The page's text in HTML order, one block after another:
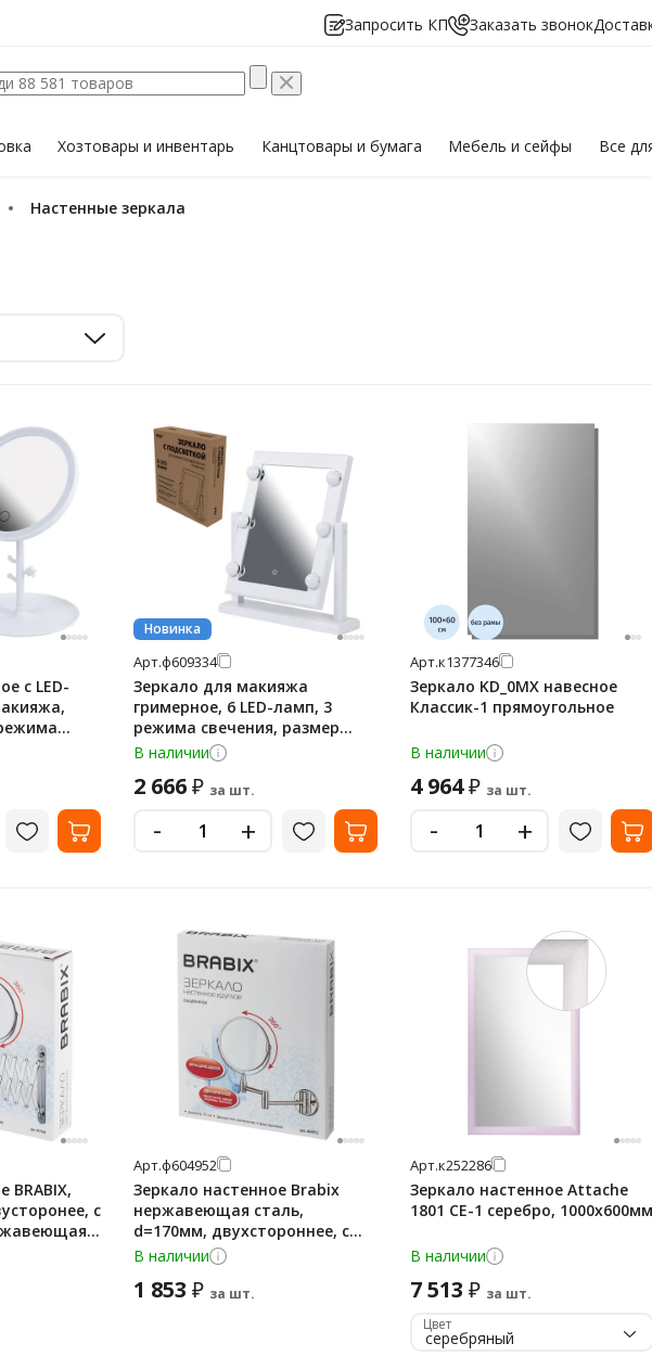
Запросить КП Заказать звонок
Хозтоварыи инвентарь Канцтовары и бумага Мебельи сейфы Все
Настенные зеркала
с LED-
1200
(ВБЗ),
Новинка
Арт.ф609334
Зеркало для макияжа
гримерное, 6 LED-ламп, 3
режима свечения, размер
21х29 см, работа от USB или
4хAA, цвет белый, WBZ (ВБЗ),
609334
В наличии
2 666₽ за шт.
- +
Арт.к1377346
Зеркало KD_0MX навесное
Классик-1 прямоугольное
В наличии
4 964₽ за шт.
- +
BRABIX,
с
Арт.ф604952
Зеркало настенное Brabix
нержавеющая сталь,
d=170мм, двухстороннее, с
увеличением, выдвижное
В наличии
1 853 ₽ за шт.
Арт.к252286
Зеркало настенное Attache
1801 СЕ-1 серебро, 1000х600мм
В наличии
7 513 ₽ за шт.
Цвет
серебряный